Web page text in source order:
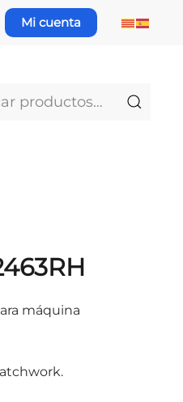
Mi cuenta
máquina